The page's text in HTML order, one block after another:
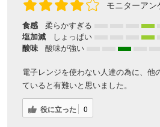
モニターアン
食感 柔らかすぎる
塩加減
しょっぱい
酸味
酸味が強い
電子レンジを使わない人達の為に、他
ていると有難いと思いました。
役に立った 0